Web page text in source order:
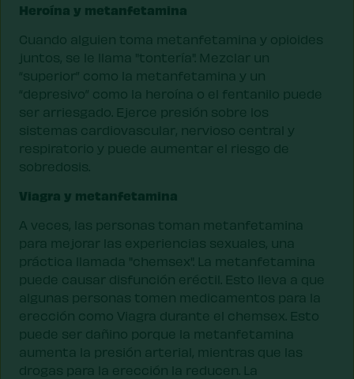
Heroína y metanfetamina
Cuando alguien toma metanfetamina y opioides
juntos, se le llama "tontería". Mezclar un
“superior” como la metanfetamina y un
“depresivo” como la heroína o el fentanilo puede
ser arriesgado. Ejerce presión sobre los
sistemas cardiovascular, nervioso central y
respiratorio y puede aumentar el riesgo de
sobredosis.
Viagra y metanfetamina
A veces, las personas toman metanfetamina
para mejorar las experiencias sexuales, una
práctica llamada "chemsex". La metanfetamina
puede causar disfunción eréctil. Esto lleva a que
algunas personas tomen medicamentos para la
erección como Viagra durante el chemsex. Esto
puede ser dañino porque la metanfetamina
aumenta la presión arterial, mientras que las
drogas para la erección la reducen. La